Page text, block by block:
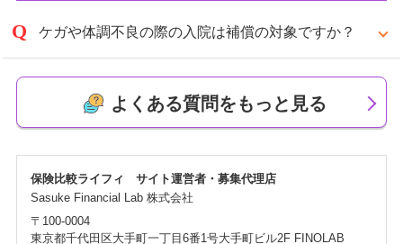
ケガや体調不良の際の入院は補償の対象ですか？
支払い対象となる事由に該当する場合は、入院も補償
※引受保険会社により異なる場合がございます。各社の申込条
よくある質問をもっと見る
保険比較ライフィ サイト運営者・募集代理店
Sasuke Financial Lab 株式会社
〒100-0004
東京都千代田区大手町一丁目6番1号大手町ビル2F FINOLAB